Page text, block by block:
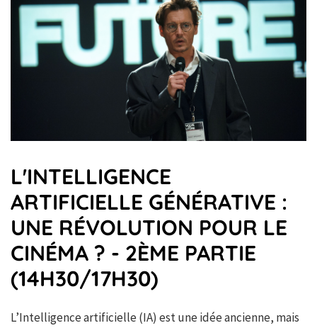
L'INTELLIGENCE
ARTIFICIELLE GÉNÉRATIVE :
UNE RÉVOLUTION POUR LE
CINÉMA ? - 2ÈME PARTIE
(14H30/17H30)
L’Intelligence artificielle (IA) est une idée ancienne, mais